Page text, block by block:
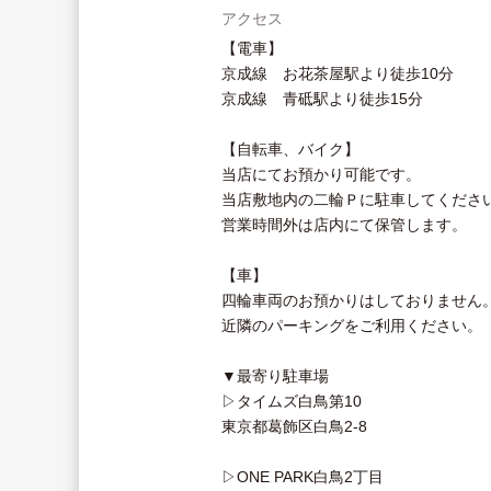
アクセス
【電車】
京成線 お花茶屋駅より徒歩10分
京成線 青砥駅より徒歩15分
【自転車、バイク】
当店にてお預かり可能です。
当店敷地内の二輪Ｐに駐車してくださ
営業時間外は店内にて保管します。
【車】
四輪車両のお預かりはしておりません
近隣のパーキングをご利用ください。
▼最寄り駐車場
▷タイムズ白鳥第10
東京都葛飾区白鳥2-8
▷ONE PARK白鳥2丁目